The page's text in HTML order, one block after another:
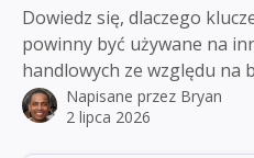
Dowiedz się, dlaczego
powinny być używane na
handlowych ze względu na
Napisane przez Bryan
2 lipca 2026